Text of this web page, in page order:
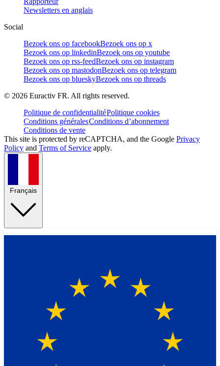
Newsletters en anglais
Social
Bezoek ons op facebookBezoek ons op x
Bezoek ons op linkedinBezoek ons op youtube
Bezoek ons op rss-feedBezoek ons op instagram
Bezoek ons op mastodonBezoek ons op telegram
Bezoek ons op blueskyBezoek ons op threads
© 2026 Euractiv FR. All rights reserved.
Politique de confidentialitéPolitique cookies
Conditions généralesConditions d’abonnement
Conditions de vente
This site is protected by reCAPTCHA, and the Google Privacy
Policy and Terms of Service apply.
Français